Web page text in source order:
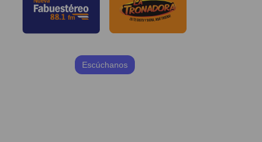
Escúchanos